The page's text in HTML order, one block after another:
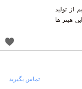
مستقیم از تولید
سالن : این هیتر ها
تماس بگیرید